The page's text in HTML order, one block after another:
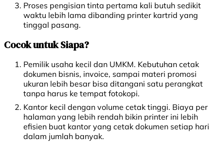
Proses pengisian tinta pertama kali butuh sedikit
waktu lebih lama dibanding printer kartrid yang
tinggal pasang.
Cocok untuk Siapa?
Pemilik usaha kecil dan UMKM. Kebutuhan cetak
dokumen bisnis, invoice, sampai materi promosi
ukuran lebih besar bisa ditangani satu perangkat
tanpa harus ke tempat fotokopi.
Kantor kecil dengan volume cetak tinggi. Biaya per
halaman yang lebih rendah bikin printer ini lebih
efisien buat kantor yang cetak dokumen setiap hari
dalam jumlah banyak.